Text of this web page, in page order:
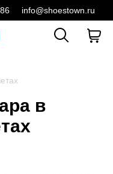
info@shoestown.ru
в